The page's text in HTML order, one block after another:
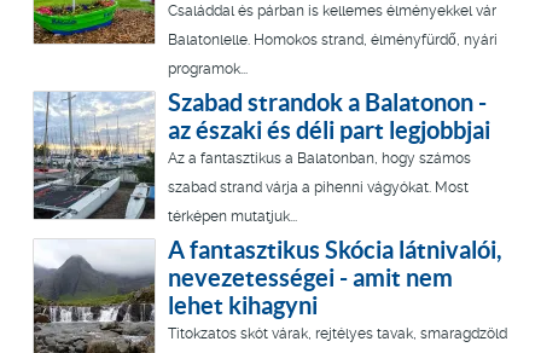
Családdal és párban is kellemes élményekkel vár
Balatonlelle. Homokos strand, élményfürdő, nyári
programok...
Szabad strandok a Balatonon -
az északi és déli part legjobbjai
Az a fantasztikus a Balatonban, hogy számos
szabad strand várja a pihenni vágyókat. Most
térképen mutatjuk...
A fantasztikus Skócia látnivalói,
nevezetességei - amit nem
lehet kihagyni
Titokzatos skót várak, rejtélyes tavak, smaragdzöld